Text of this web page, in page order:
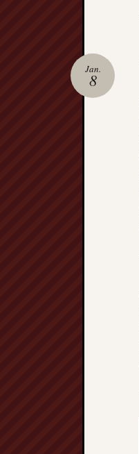
Jan.
8